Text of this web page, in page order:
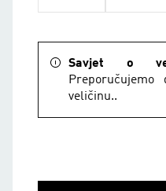
Savjet o
veličinu..